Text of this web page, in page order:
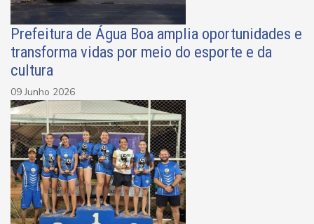
Prefeitura de Água Boa amplia oportunidades e
transforma vidas por meio do esporte e da
cultura
09 Junho 2026